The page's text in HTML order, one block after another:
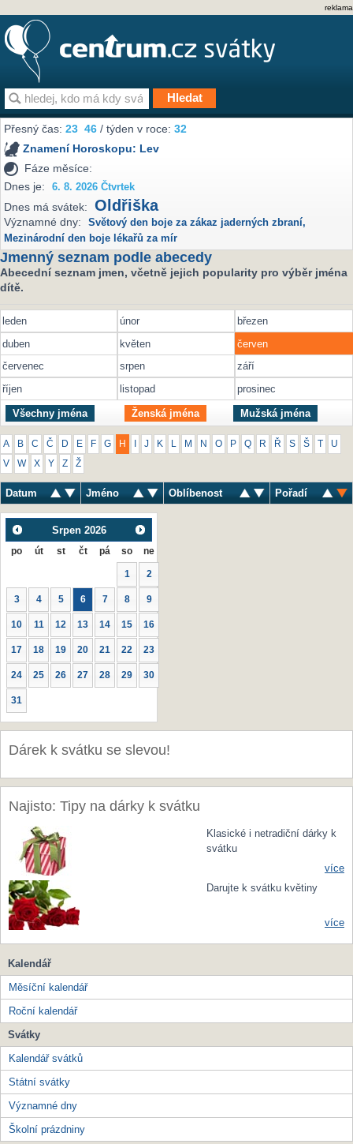
reklama
Přesný čas:23 46 / týden v roce:32
Znamení Horoskopu: Lev
Fáze měsíce:
Dnes je:
6. 8. 2026 Čtvrtek
Dnes má svátek: Oldřiška
Významné dny: Světový den boje za zákaz jaderných zbraní,
Mezinárodní den boje lékařů za mír
Jmenný seznam podle abecedy
Abecední seznam jmen, včetně jejich popularity pro výběr jména
dítě.
leden únor
březen
duben
květen
červen
červenec
srpen
září
říjen
listopad prosinec
Všechny jména Ženská jména Mužská jména
A B C Č D E F G H J K M N O P Q R Ř S Š U
V W X Y Z Ž
Datum Jméno Oblíbenost Pořadí
Srpen 2026
po út st čt pá so ne
1 2
3 4 5 6 7 8 9
10 11 12 13 14 15 16
17 18 19 20 21 22 23
24 25 26 27 28 29 30
31
Dárek k svátku se slevou!
Najisto: Tipy na dárky k svátku
Klasické i netradiční dárky k
svátku
více
Darujte k svátku květiny
více
Kalendář
Měsíční kalendář
Roční kalendář
Svátky
Kalendář svátků
Státní svátky
Významné dny
Školní prázdniny